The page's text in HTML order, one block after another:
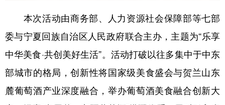
本次活动由商务部、人力资源社会保障部等七部
委与宁夏回族自治区人民政府联合主办，主题为“乐享
中华美食·共创美好生活”。活动打破以往多集中于中东
部城市的格局，创新性将国家级美食盛会与贺兰山东
麓葡萄酒产业深度融合，举办葡萄酒美食融合创新大